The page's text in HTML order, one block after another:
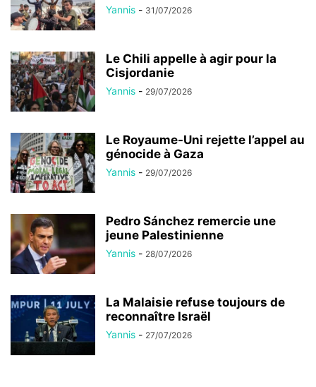
Yannis - 31/07/2026
Le Chili appelle à agir pour la
Cisjordanie
Yannis - 29/07/2026
Le Royaume-Uni rejette l’appel au
génocide à Gaza
Yannis - 29/07/2026
Pedro Sánchez remercie une
jeune Palestinienne
Yannis - 28/07/2026
La Malaisie refuse toujours de
reconnaître Israël
Yannis - 27/07/2026